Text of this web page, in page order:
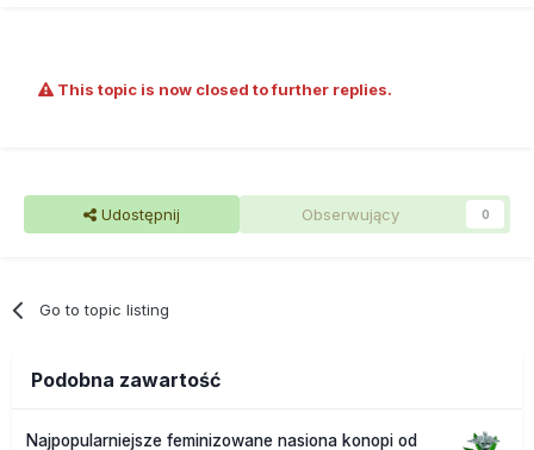
This topic is now closed to further replies.
Udostępnij Obserwujący 0
Go to topic listing
Podobna zawartość
Najpopularniejsze feminizowane nasiona konopi od